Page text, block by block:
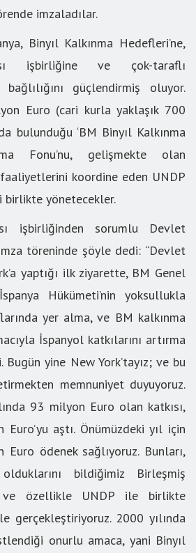
imzaladılar.
Binyıl Kalkınma Hedefleri’ne,
işbirliğine ve çok-taraflı
güçlendirmiş oluyor.
Euro (cari kurla yaklaşık 700
bulunduğu ‘BM Binyıl Kalkınma
Fonu’nu, gelişmekte olan
koordine eden UNDP
birlikte yönetecekler.
işbirliğinden sorumlu Devlet
töreninde şöyle dedi: “Devlet
yaptığı ilk ziyarette, BM Genel
Hükümeti’nin yoksullukla
yer alma, ve BM kalkınma
İspanyol katkılarını artırma
yine New York’tayız; ve bu
memnuniyet duyuyoruz.
93 milyon Euro olan katkısı,
aştı. Önümüzdeki yıl için
ödenek sağlıyoruz. Bunları,
bildiğimiz Birleşmiş
özellikle UNDP ile birlikte
gerçekleştiriyoruz. 2000 yılında
onurlu amaca, yani Binyıl